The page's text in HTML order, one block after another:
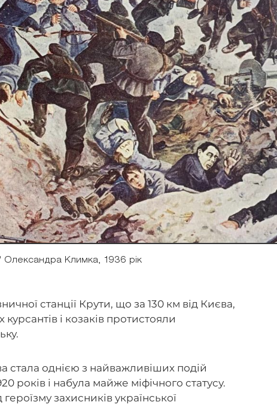
Олександра Климка, 1936 рік
станції Крути, що за 130 км від Києва,
курсантів і козаків протистояли
стала однією з найважливіших подій
років і набула майже міфічного статусу.
захисників української